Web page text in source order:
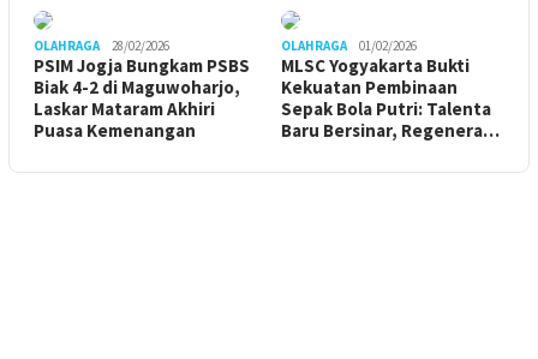
OLAHRAGA 28/02/2026
PSIM Jogja Bungkam PSBS
Biak 4-2 di Maguwoharjo,
Laskar Mataram Akhiri
Puasa Kemenangan
OLAHRAGA 01/02/2026
MLSC Yogyakarta Bukti
Kekuatan Pembinaan
Sepak Bola Putri: Talenta
Baru Bersinar, Regenera…